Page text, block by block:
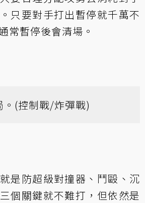
只要對手打出暫停就千萬不
常暫停後會清場。
(控制戰/炸彈戰)
是防超級對撞器、鬥毆、沉
個關鍵就不難打，但依然是